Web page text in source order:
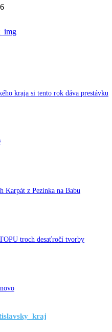
kraja si tento rok dáva prestávku
z Pezinka na Babu
troch desaťročí tvorby